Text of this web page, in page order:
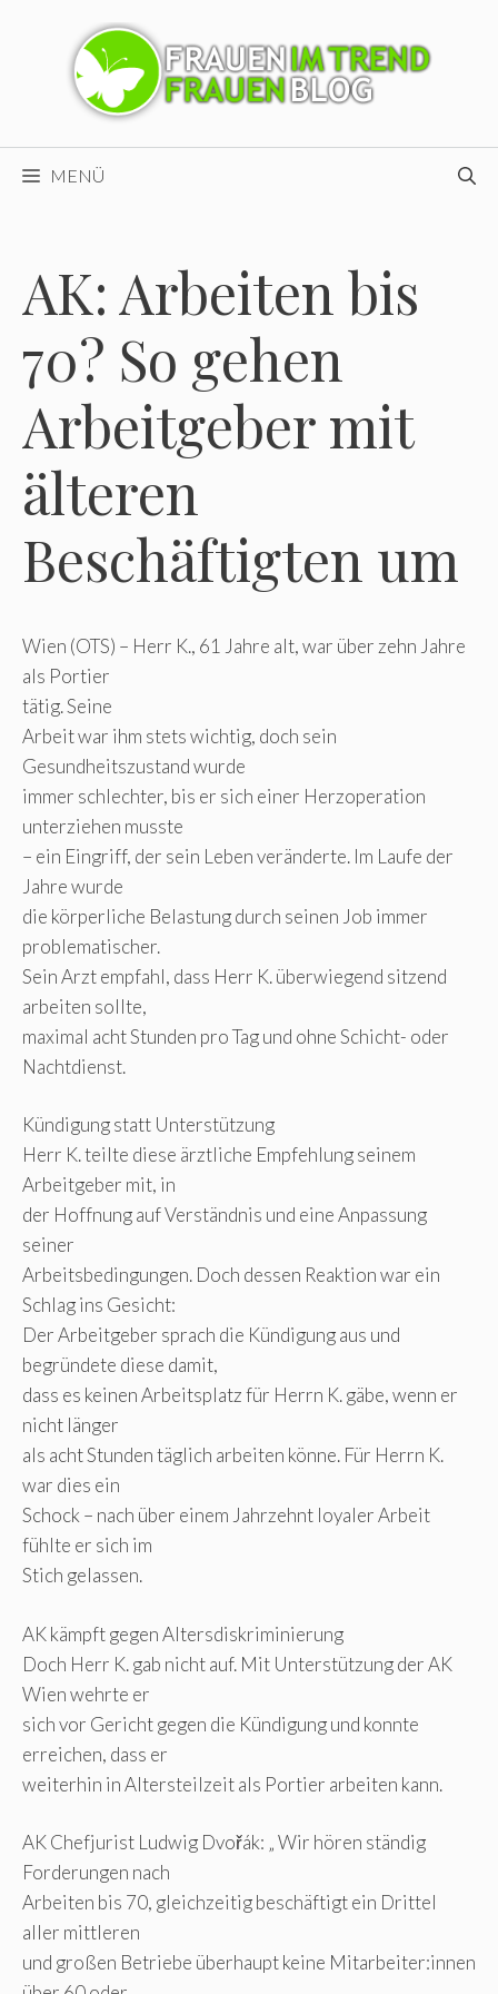
MENÜ
AK: Arbeiten bis
70? So gehen
Arbeitgeber mit
älteren
Beschäftigten um
Wien (OTS) – Herr K., 61 Jahre alt, war über zehn Jahre
als Portier
tätig. Seine
Arbeit war ihm stets wichtig, doch sein
Gesundheitszustand wurde
immer schlechter, bis er sich einer Herzoperation
unterziehen musste
– ein Eingriff, der sein Leben veränderte. Im Laufe der
Jahre wurde
die körperliche Belastung durch seinen Job immer
problematischer.
Sein Arzt empfahl, dass Herr K. überwiegend sitzend
arbeiten sollte,
maximal acht Stunden pro Tag und ohne Schicht- oder
Nachtdienst.
Kündigung statt Unterstützung
Herr K. teilte diese ärztliche Empfehlung seinem
Arbeitgeber mit, in
der Hoffnung auf Verständnis und eine Anpassung
seiner
Arbeitsbedingungen. Doch dessen Reaktion war ein
Schlag ins Gesicht:
Der Arbeitgeber sprach die Kündigung aus und
begründete diese damit,
dass es keinen Arbeitsplatz für Herrn K. gäbe, wenn er
nicht länger
als acht Stunden täglich arbeiten könne. Für Herrn K.
war dies ein
Schock – nach über einem Jahrzehnt loyaler Arbeit
fühlte er sich im
Stich gelassen.
AK kämpft gegen Altersdiskriminierung
Doch Herr K. gab nicht auf. Mit Unterstützung der AK
Wien wehrte er
sich vor Gericht gegen die Kündigung und konnte
erreichen, dass er
weiterhin in Altersteilzeit als Portier arbeiten kann.
AK Chefjurist Ludwig Dvořák: „ Wir hören ständig
Forderungen nach
Arbeiten bis 70, gleichzeitig beschäftigt ein Drittel
aller mittleren
und großen Betriebe überhaupt keine Mitarbeiter:innen